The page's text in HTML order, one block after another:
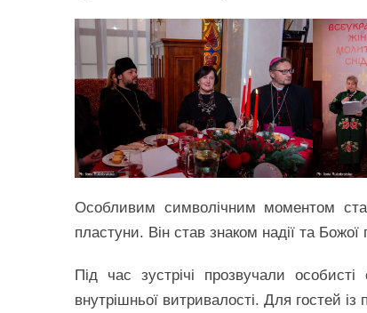
Особливим символічним моментом
пластуни. Він став знаком надії та
Під час зустрічі прозвучали
внутрішньої витривалості. Для гостей